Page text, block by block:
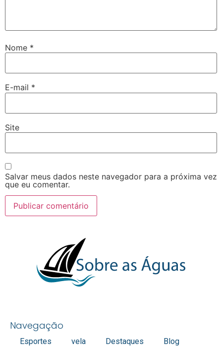
Nome *
E-mail *
Site
Salvar meus dados neste navegador para a próxima vez
que eu comentar.
Navegação
Esportes vela Destaques Blog